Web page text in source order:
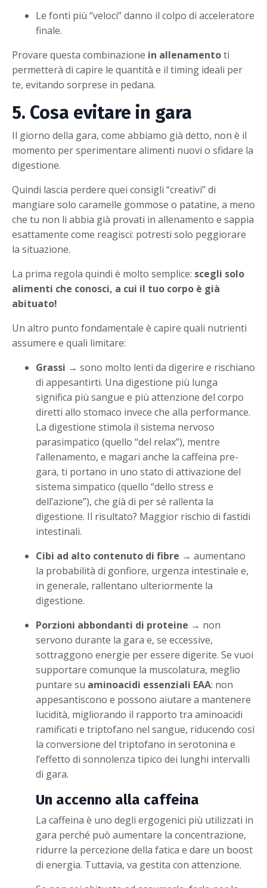
Le fonti più “veloci” danno il colpo di acceleratore
finale.
Provare questa combinazione in allenamentoti
permetterà di capire le quantità e il timing ideali per
te, evitando sorprese in pedana.
5. Cosa evitare in gara
Il giorno della gara, come abbiamo già detto, non è il
momento per sperimentare alimenti nuovi o sfidare la
digestione.
Quindi lascia perdere quei consigli “creativi” di
mangiare solo caramelle gommose o patatine, a meno
che tu non li abbia già provati in allenamento e sappia
esattamente come reagisci: potresti solo peggiorare
la situazione.
La prima regola quindi è molto semplice: scegli solo
alimenti che conosci, a cui il tuo corpo è già
abituato!
Un altro punto fondamentale è capire quali nutrienti
assumere e quali limitare:
Grassi → sono molto lenti da digerire e rischiano
di appesantirti. Una digestione più lunga
significa più sangue e più attenzione del corpo
diretti allo stomaco invece che alla performance.
La digestione stimola il sistema nervoso
parasimpatico (quello “del relax”), mentre
l’allenamento, e magari anche la caffeina pre-
gara, ti portano in uno stato di attivazione del
sistema simpatico (quello “dello stress e
dell’azione”), che già di per sé rallenta la
digestione. Il risultato? Maggior rischio di fastidi
intestinali.
Cibi ad alto contenuto di fibre → aumentano
la probabilità di gonfiore, urgenza intestinale e,
in generale, rallentano ulteriormente la
digestione.
Porzioni abbondanti di proteine → non
servono durante la gara e, se eccessive,
sottraggono energie per essere digerite. Se vuoi
supportare comunque la muscolatura, meglio
puntare su aminoacidi essenziali EAA: non
appesantiscono e possono aiutare a mantenere
lucidità, migliorando il rapporto tra aminoacidi
ramificati e triptofano nel sangue, riducendo così
la conversione del triptofano in serotonina e
l’effetto di sonnolenza tipico dei lunghi intervalli
di gara.
Un accenno alla caffeina
La caffeina è uno degli ergogenici più utilizzati in
gara perché può aumentare la concentrazione,
ridurre la percezione della fatica e dare un boost
di energia. Tuttavia, va gestita con attenzione.